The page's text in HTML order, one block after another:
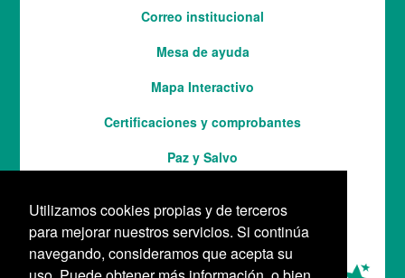
Utilizamos cookies propias y de terceros
para mejorar nuestros servicios. Si continúa
navegando, consideramos que acepta su
Correo institucional
Mesa de ayuda
Mapa Interactivo
ServicesCertificaciones y comprobantes
Paz y Salvo